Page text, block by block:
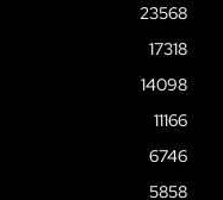
23568
17318
14098
11166
6746
5858